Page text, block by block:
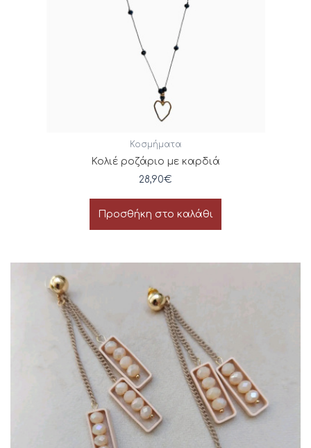
Κοσμήματα
Κολιέ ροζάριο με καρδιά
28,90€
Προσθήκη στο καλάθι